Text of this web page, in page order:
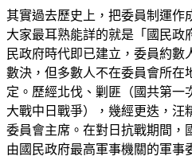
其實過去歷史上，把委員制運作
大家最耳熟能詳的就是「國民政
民政府時代即已建立，委員約數
數決，但多數人不在委員會所在
定。歷經北伐、剿匪（國共第一
大戰中日戰爭），幾經更迭，汪
委員會主席。在對日抗戰期間，
由國民政府最高軍事機關的軍事